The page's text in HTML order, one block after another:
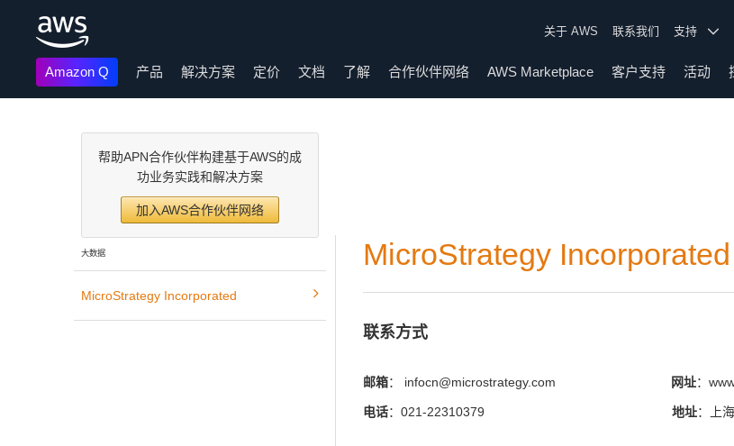
关于 AWS 联系我们 支持
Amazon Q 产品 解决方案 定价 文档 了解 合作伙伴网络 AWS Marketplace 客户支持 活动
帮助APN合作伙伴构建基于AWS的成
功业务实践和解决方案
加入AWS合作伙伴网络
大数据
MicroStrategy Incorporated
MicroStrategy Incorporated
联系方式
邮箱： infocn@microstrategy.com 网址：
电话：021-22310379 地址：上